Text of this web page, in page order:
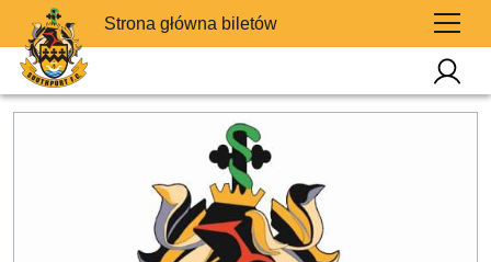
Strona główna biletów